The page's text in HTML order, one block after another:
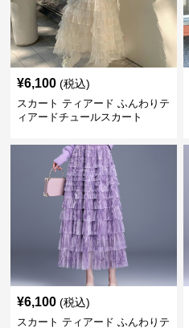
¥6,100 (税込)
スカート ティアード ふんわりテ
ィアードチュールスカート
¥6,100 (税込)
スカート ティアード ふんわりテ